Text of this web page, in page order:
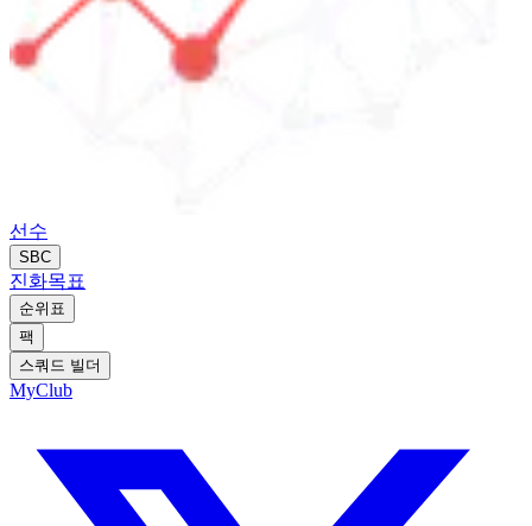
선수
SBC
진화목표
순위표
팩
스쿼드 빌더
MyClub